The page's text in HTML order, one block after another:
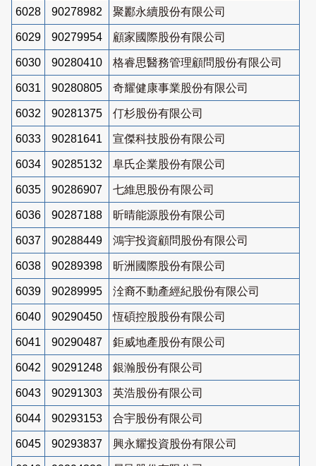
6028 90278982 聚酈永續股份有限公司
6029 90279954 顧家國際股份有限公司
6030 90280410 格睿思醫務管理顧問股份有限公司
6031 90280805 奇耀健康事業股份有限公司
6032 90281375 仃杉股份有限公司
6033 90281641 宣傑科技股份有限公司
6034 90285132 阜氏企業股份有限公司
6035 90286907 七維思股份有限公司
6036 90287188 昕晴能源股份有限公司
6037 90288449 鴻宇投資顧問股份有限公司
6038 90289398 昕洲國際股份有限公司
6039 90289995 洤裔不動產經紀股份有限公司
6040 90290450 恆碩控股股份有限公司
6041 90290487 鉅威地產股份有限公司
6042 90291248 銀瀚股份有限公司
6043 90291303 英浩股份有限公司
6044 90293153 合宇股份有限公司
6045 90293837 興永耀投資股份有限公司